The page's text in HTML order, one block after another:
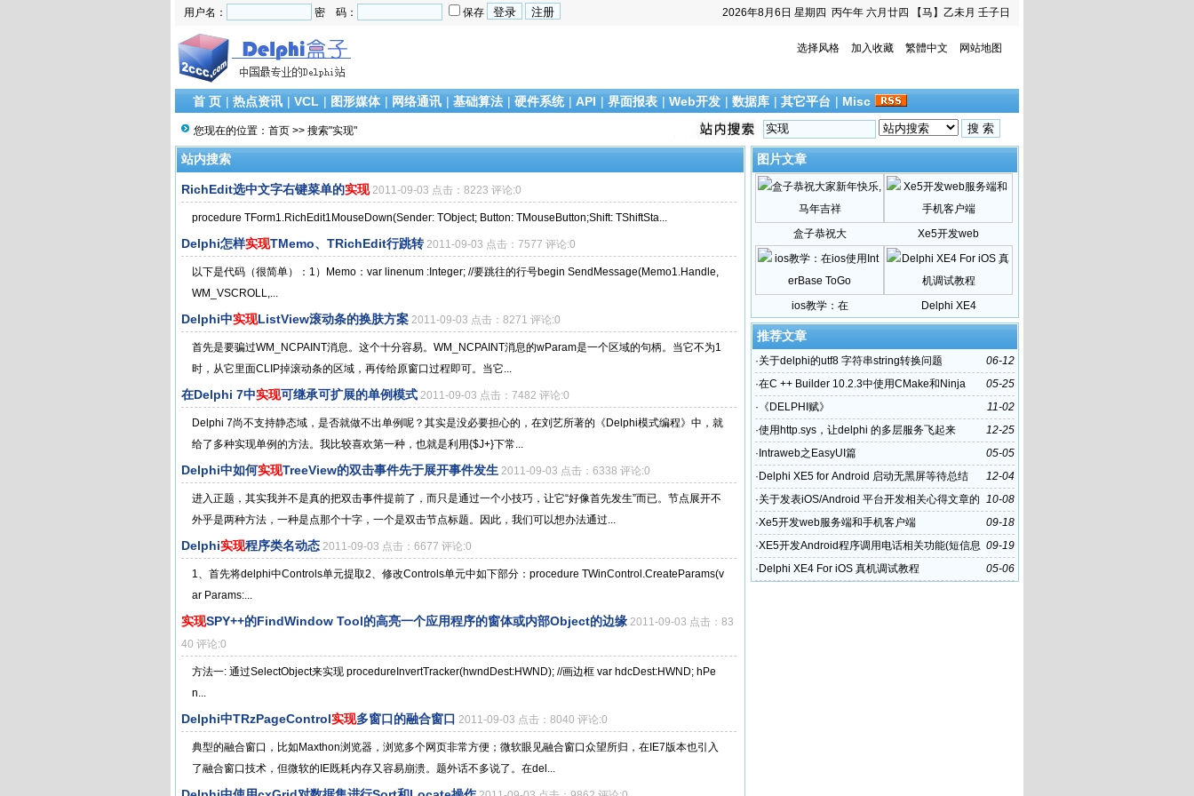
2026年8月6日 星期四 丙午年 六月廿四 【马】乙未月 壬子日
用户名： 密 码： 保存
选择风格 加入收藏 繁體中文 网站地图
首 页 | 热点资讯 | VCL | 图形媒体 | 网络通讯 | 基础算法 | 硬件系统 | API | 界面报表 | Web开发 | 数据库 | 其它平台 | Misc
您现在的位置： 首页 >> 搜索"实现"
站内搜索
RichEdit选中文字右键菜单的实现 2011-09-03 点击：8223 评论:0
procedure TForm1.RichEdit1MouseDown(Sender: TObject; Button: TMouseButton;Shift: TShiftSta...
Delphi怎样实现TMemo、TRichEdit行跳转 2011-09-03 点击：7577 评论:0
以下是代码（很简单）：1）Memo：var linenum :Integer; //要跳往的行号begin SendMessage(Memo1.Handle,
WM_VSCROLL,...
Delphi中实现ListView滚动条的换肤方案 2011-09-03 点击：8271 评论:0
首先是要骗过WM_NCPAINT消息。这个十分容易。WM_NCPAINT消息的wParam是一个区域的句柄。当它不为1
时，从它里面CLIP掉滚动条的区域，再传给原窗口过程即可。当它...
在Delphi 7中实现可继承可扩展的单例模式 2011-09-03 点击：7482 评论:0
Delphi 7尚不支持静态域，是否就做不出单例呢？其实是没必要担心的，在刘艺所著的《Delphi模式编程》中，就
给了多种实现单例的方法。我比较喜欢第一种，也就是利用{$J+}下常...
Delphi中如何实现TreeView的双击事件先于展开事件发生 2011-09-03 点击：6338 评论:0
进入正题，其实我并不是真的把双击事件提前了，而只是通过一个小技巧，让它“好像首先发生”而已。节点展开不
外乎是两种方法，一种是点那个十字，一个是双击节点标题。因此，我们可以想办法通过...
Delphi实现程序类名动态 2011-09-03 点击：6677 评论:0
1、首先将delphi中Controls单元提取2、修改Controls单元中如下部分：procedure TWinControl.CreateParams(v
ar Params:...
实现SPY++的FindWindow Tool的高亮一个应用程序的窗体或内部Object的边缘 2011-09-03 点击：83
40 评论:0
方法一: 通过SelectObject来实现 procedureInvertTracker(hwndDest:HWND); //画边框 var hdcDest:HWND; hPe
n...
Delphi中TRzPageControl实现多窗口的融合窗口 2011-09-03 点击：8040 评论:0
典型的融合窗口，比如Maxthon浏览器，浏览多个网页非常方便；微软眼见融合窗口众望所归，在IE7版本也引入
了融合窗口技术，但微软的IE既耗内存又容易崩溃。题外话不多说了。在del...
图片文章
盒子恭祝大 Xe5开发web
ios教学：在 Delphi XE4
推荐文章
06-12
·关于delphi的utf8 字符串string转换问题
05-25
·在C ++ Builder 10.2.3中使用CMake和Ninja
11-02
· 《DELPHI赋》
12-25
·使用http.sys，让delphi 的多层服务飞起来
05-05
· Intraweb之EasyUI篇
12-04
· Delphi XE5 for Android 启动无黑屏等待总结
10-08
·关于发表iOS/Android 平台开发相关心得文章的
奖励政策
09-18
·Xe5开发web服务端和手机客户端
09-19
·XE5开发Android程序调用电话相关功能(短信息
和电话)
05-06
· Delphi XE4 For iOS 真机调试教程